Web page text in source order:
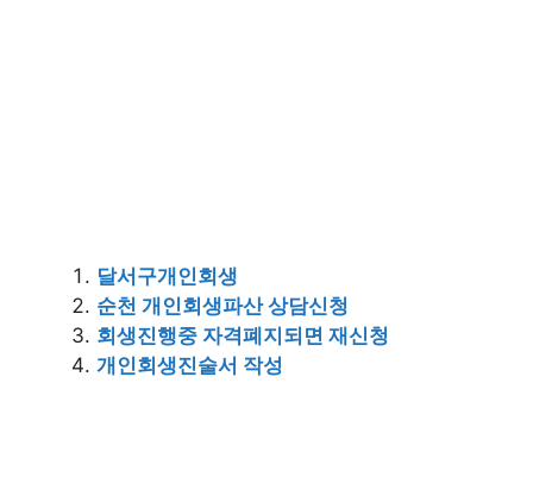
달서구개인회생
순천 개인회생파산 상담신청
회생진행중 자격폐지되면 재신청
개인회생진술서 작성